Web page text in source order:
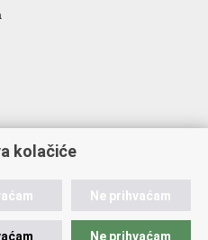
za Republiku Hrvatsku
kolačiće
Ne prihvaćam
Ne prihvaćam